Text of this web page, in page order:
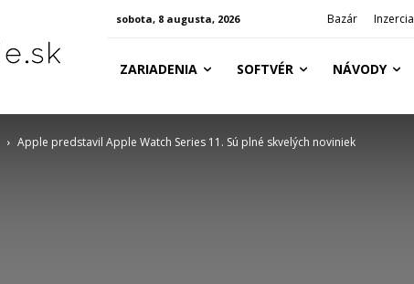
sobota, 8 augusta, 2026 Bazár Inzercia
ZARIADENIA SOFTVÉR NÁVODY
Apple predstavil Apple Watch Series 11. Sú plné skvelých noviniek